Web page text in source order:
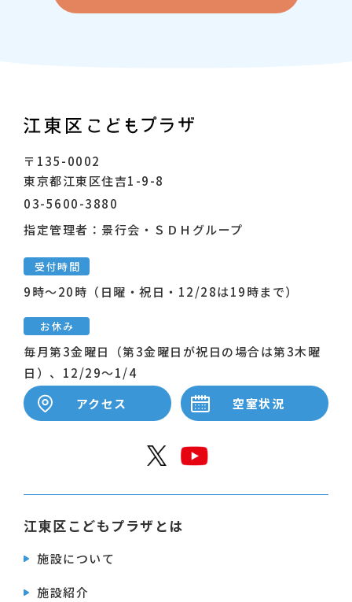
〒135-0002
東京都江東区住吉1-9-8
03-5600-3880
指定管理者：景行会・ＳＤＨグループ
受付時間
9時～20時（日曜・祝日・12/28は19時まで）
お休み
毎月第3金曜日（第3金曜日が祝日の場合は第3木曜
日）、12/29～1/4
アクセス
空室状況
江東区こどもプラザとは
施設について
施設紹介